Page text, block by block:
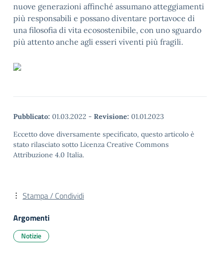
nuove generazioni affinché assumano atteggiamenti
più responsabili e possano diventare portavoce di
una filosofia di vita ecosostenibile, con uno sguardo
più attento anche agli esseri viventi più fragili.
Pubblicato: 01.03.2022 - Revisione: 01.01.2023
Eccetto dove diversamente specificato, questo articolo è
stato rilasciato sotto Licenza Creative Commons
Attribuzione 4.0 Italia.
Stampa / Condividi
Argomenti
Notizie